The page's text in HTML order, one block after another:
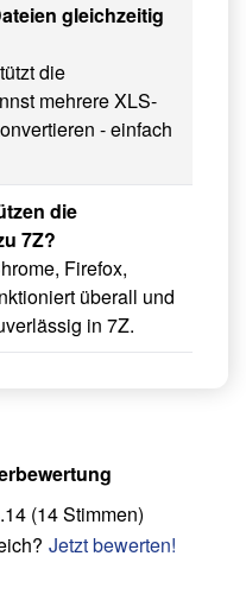
gleichzeitig
die
mehrere XLS-
- einfach
die
7Z?
Firefox,
überall und
in 7Z.
(14 Stimmen)
Jetzt bewerten!